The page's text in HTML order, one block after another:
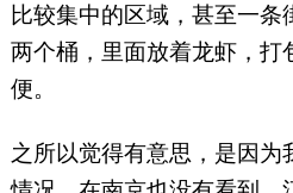
比较集中的区域，甚至一条
两个桶，里面放着龙虾，打
便。
之所以觉得有意思，是因为